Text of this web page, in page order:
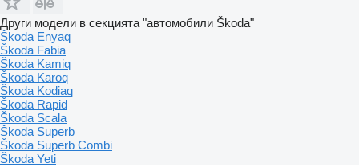
Други модели в секцията "автомобили Škoda"
Škoda Enyaq
Škoda Fabia
Škoda Kamiq
Škoda Karoq
Škoda Kodiaq
Škoda Rapid
Škoda Scala
Škoda Superb
Škoda Superb Combi
Škoda Yeti